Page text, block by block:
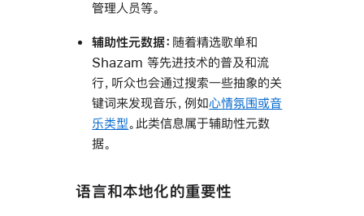
管理人员等。
辅助性元数据： 随着精选歌单和
Shazam 等先进技术的普及和流
行，听众也会通过搜索一些抽象的关
键词来发现音乐，例如心情氛围或音
乐类型。此类信息属于辅助性元数
据。
语言和本地化的重要性